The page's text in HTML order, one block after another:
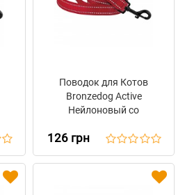
Поводок для Котов
Bronzedog Active
Нейлоновый со
Красный
126 грн